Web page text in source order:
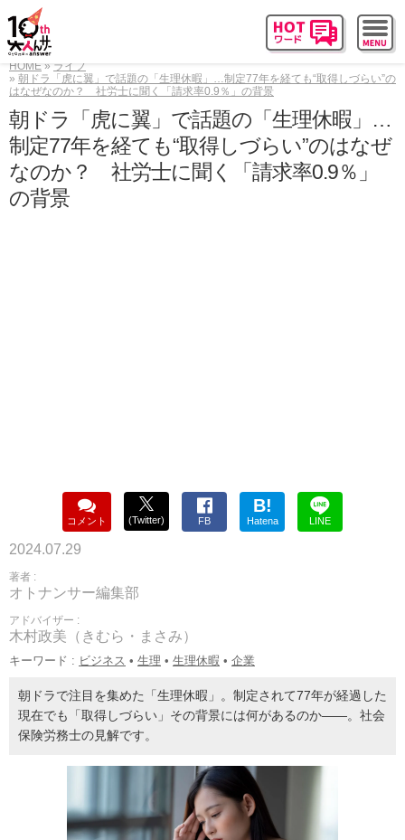
HOME
ライフ
朝ドラ「虎に翼」で話題の「生理休暇」…制定77年を経ても“取得しづらい”の
はなぜなのか？ 社労士に聞く「請求率0.9％」の背景
朝ドラ「虎に翼」で話題の「生理休暇」…
制定77年を経ても“取得しづらい”のはなぜ
なのか？ 社労士に聞く「請求率0.9％」
の背景
コメント (Twitter) FB
B!
Hatena LINE
2024.07.29
著者 :
オトナンサー編集部
アドバイザー :
木村政美（きむら・まさみ）
キーワード : ビジネス • 生理 • 生理休暇 • 企業
朝ドラで注目を集めた「生理休暇」。制定されて77年が経過した
現在でも「取得しづらい」その背景には何があるのか――。社会
保険労務士の見解です。